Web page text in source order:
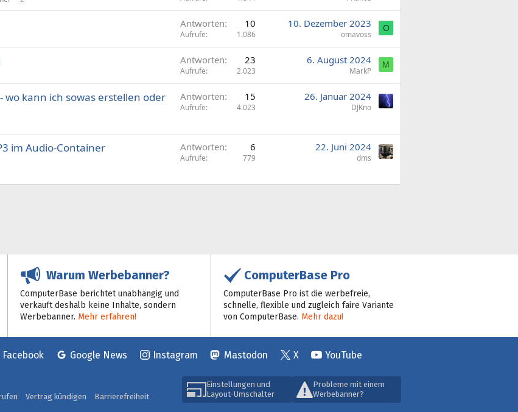
Antworten 10
Aufrufe 1.086
10. Dezember 2023
omavoss
O
Antworten 23
Aufrufe 2.023
6. August 2024
MarkP
M
wo kann ich sowas erstellen oder
Antworten 15
Aufrufe 4.023
26. Januar 2024
DJKno
im Audio-Container
Antworten 6
Aufrufe 779
22. Juni 2024
dms
Warum Werbebanner?
ComputerBase berichtet unabhängig und
verkauft deshalb keine Inhalte, sondern
Werbebanner. Mehr erfahren!
ComputerBase Pro
ComputerBase Pro ist die werbefreie,
schnelle, flexible und zugleich faire Variante
von ComputerBase. Mehr dazu!
Facebook Google News Instagram Mastodon X YouTube
Einstellungen und
Layout-Umschalter
Probleme mit einem
Werbebanner?
Vertrag kündigen
Barrierefreiheit